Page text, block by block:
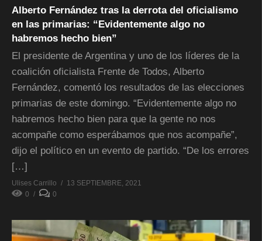
Alberto Fernández tras la derrota del oficialismo
en las primarias: “Evidentemente algo no
habremos hecho bien”
El presidente de Argentina y uno de los líderes de la
coalición oficialista Frente de Todos, Alberto
Fernández, comentó los resultados de las elecciones
primarias de este domingo. “Evidentemente algo no
habremos hecho bien para que la gente no nos
acompañe como esperábamos que nos acompañe”,
dijo el político en un evento de partido. “De los errores
[…]
Ulises Carrillo
13 SEPTIEMBRE, 2021
0
0